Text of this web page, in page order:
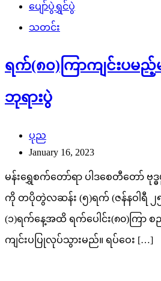
ပျော်ပွဲရွှင်ပွဲ
သတင်း
ရက်(၈၀)ကြာကျင်းပမ
ဘုရားပွဲ
ပုည
January 16, 2023
မန်းရွှေစက်တော်ရာ ပါဒစေတီတော် ဗုဒ္
ကို တပိုတွဲလဆန်း (၅)ရက် (ဇန်နဝါရီ ၂၅
(၁)ရက်နေ့အထိ ရက်ပေါင်း(၈၀)ကြာ
ကျင်းပပြုလုပ်သွားမည်။ ရပ်ဝေး […]